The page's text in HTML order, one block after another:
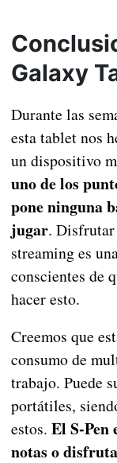
Galaxy
Durante las
esta tablet nos
un dispositivo
uno de los
pone ninguna
jugar. Disfrutar
streaming es
conscientes de
hacer esto.
Creemos que
consumo de
trabajo. Puede
portátiles,
estos. El S-Pen
notas o